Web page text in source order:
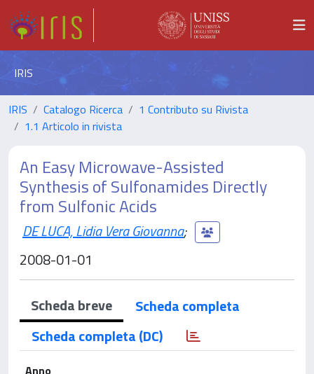
IRIS
IRIS Catalogo Ricerca
1 Contributo su Rivista
1.1 Articolo in rivista
An Easy Microwave-Assisted
Synthesis of Sulfonamides Directly
from Sulfonic Acids
DE LUCA, Lidia Vera Giovanna;
2008-01-01
Scheda breve
Scheda completa
Scheda completa (DC)
Anno